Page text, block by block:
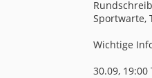
Sportwarte,
Wichtige
30.09,